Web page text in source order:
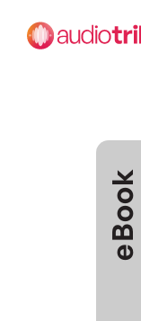
eBook